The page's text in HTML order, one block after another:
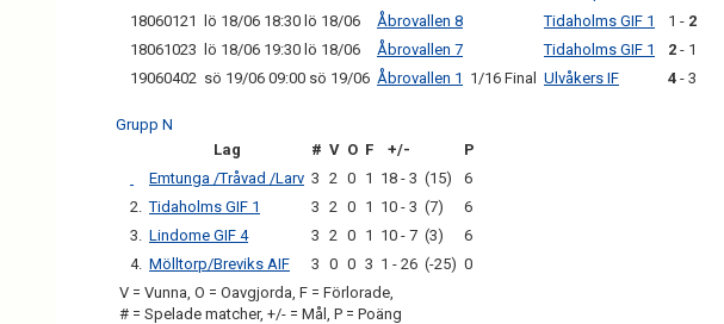
18060121
lö 18/06 18:30 lö 18/06 Åbrovallen 8 Tidaholms GIF 1 1 - 2
18061023
lö 18/06 19:30 lö 18/06 Åbrovallen 7 Tidaholms GIF 1 2 - 1
19060402 sö 19/06 09:00 sö 19/06 Åbrovallen 1 1/16 Final Ulvåkers IF 4 - 3
Grupp N
Lag
# V O F +/-
P
Emtunga /Tråvad /Larv 3 2 0 1 18 - 3 (15)
6
2. Tidaholms GIF 1 3 2 0 1 10 - 3 (7)
6
3. Lindome GIF 4 3 2 0 1 10 - 7 (3)
6
4. Mölltorp/Breviks AIF 3 0 0 3 1 - 26 (-25) 0
V = Vunna, O = Oavgjorda, F = Förlorade,
# = Spelade matcher, +/- = Mål, P = Poäng